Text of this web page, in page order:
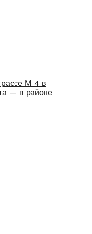
М-4 в
— в районе